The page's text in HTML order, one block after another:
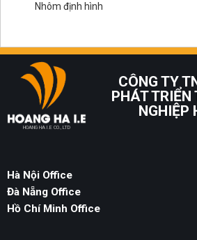
Nhôm định hình
HOANG HA I.E CO., LTD
CÔNG TY
PHÁT TRIỂN
NGHIỆP
Hà Nội Office
Đà Nẵng Office
Hồ Chí Minh Office